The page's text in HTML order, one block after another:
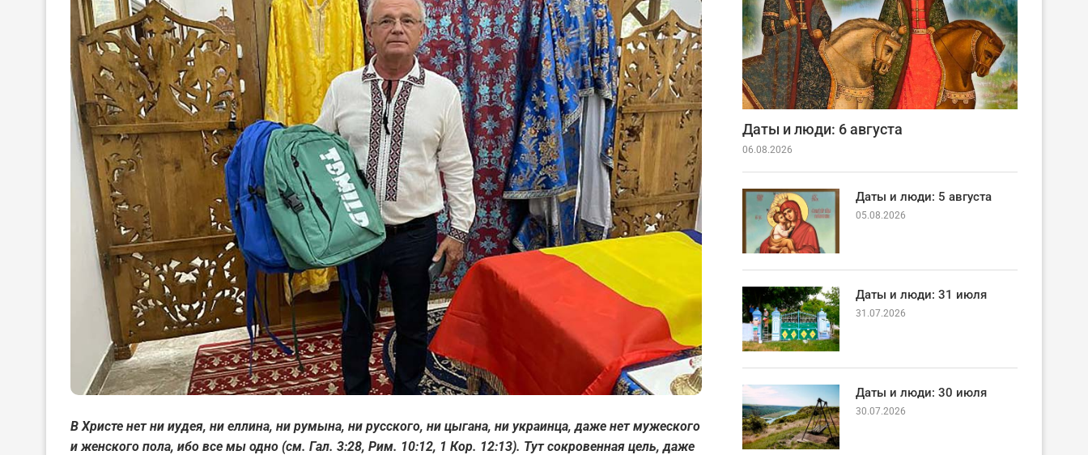
В Христе нет ни иудея, ни еллина, ни румына, ни русского, ни цыгана, ни украинца, даже нет мужеского
и женского пола, ибо все мы одно (см. Гал. 3:28, Рим. 10:12, 1 Кор. 12:13). Тут сокровенная цель, даже
Даты и люди: 6 августа
06.08.2026
Даты и люди: 5 августа
05.08.2026
Даты и люди: 31 июля
31.07.2026
Даты и люди: 30 июля
30.07.2026